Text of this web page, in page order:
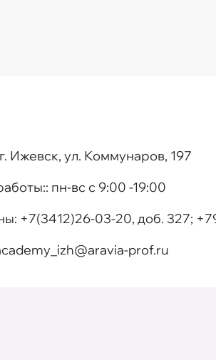
г. Ижевск, ул. Коммунаров, 197
: пн-вс с 9:00 -19:00
: +7(3412)26-03-20, доб. 327;
prof.ru